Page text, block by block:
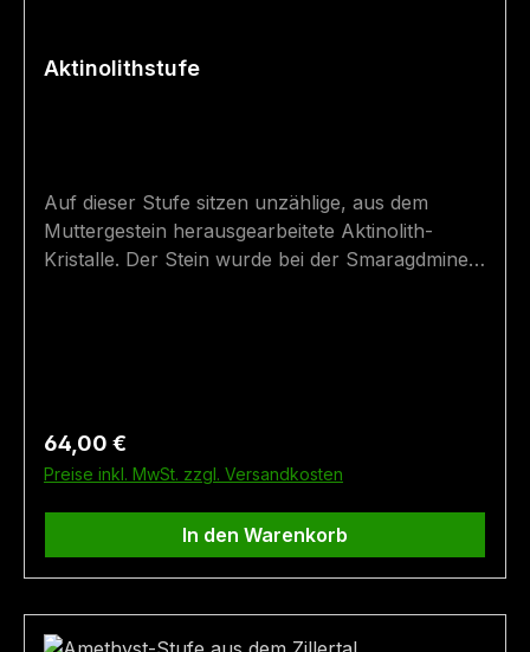
Aktinolithstufe
Auf dieser Stufe sitzen unzählige, aus dem
Muttergestein herausgearbeitete Aktinolith-
Kristalle. Der Stein wurde bei der Smaragdmine
Regulärer Preis:
64,00 €
Preise inkl. MwSt. zzgl. Versandkosten
In den Warenkorb